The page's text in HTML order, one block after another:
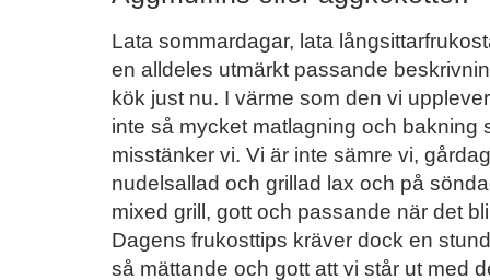
Lata sommardagar, lata
en alldeles utmärkt passande
kök just nu. I värme som den vi
inte så mycket matlagning och bakning
misstänker vi. Vi är inte sämre vi,
nudelsallad och grillad lax och på
mixed grill, gott och passande när det
Dagens frukosttips kräver dock en
så mättande och gott att vi står ut med